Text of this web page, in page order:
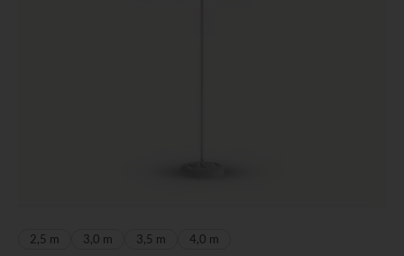
2,5 m 3,0 m 3,5 m 4,0 m